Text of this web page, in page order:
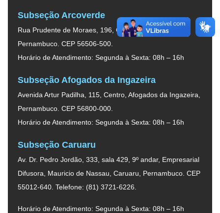
Subseção Arcoverde
Rua Prudente de Moraes, 196, Centro, Arcoverde,
Pernambuco. CEP 56506-500.
Horário de Atendimento: Segunda à Sexta: 08h – 16h
Subseção Afogados da Ingazeira
Avenida Artur Padilha, 115, Centro, Afogados da Ingazeira,
Pernambuco. CEP 56800-000.
Horário de Atendimento: Segunda à Sexta: 08h – 16h
Subseção Caruaru
Av. Dr. Pedro Jordão, 333, sala 429, 9º andar, Empresarial
Difusora, Mauricio de Nassau, Caruaru, Pernambuco. CEP
55012-640. Telefone: (81) 3721-6226.
Horário de Atendimento: Segunda à Sexta: 08h – 16h